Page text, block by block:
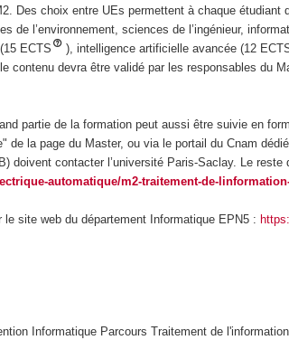
Des choix entre UEs permettent à chaque
de l’environnement, sciences de l’ingénieur,
ECTS ), intelligence artificielle avancée (12
contenu devra être validé par les responsables du
partie de la formation peut aussi être suivie en
la page du Master, ou via le portail du Cnam
doivent contacter l’université Paris-Saclay. Le
automatique/m2-traitement-de-
site web du département Informatique EPN5 :
Informatique Parcours Traitement de